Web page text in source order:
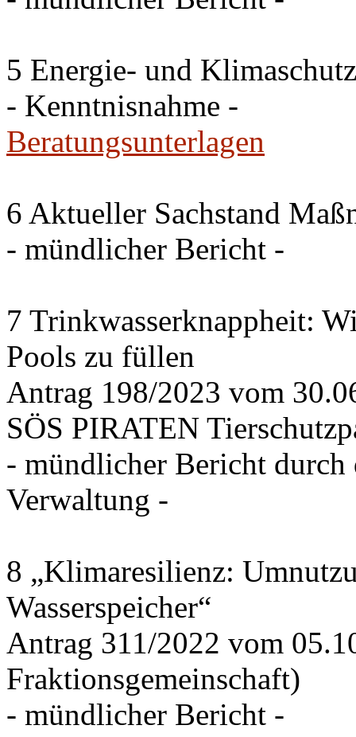
5 Energie- und
- Kenntnisnahme -
Beratungsunterlagen
6 Aktueller Sachstand
- mündlicher Bericht -
7 Trinkwasserknappheit:
Pools zu füllen
Antrag 198/2023 vom
SÖS PIRATEN
- mündlicher Bericht
Verwaltung -
8 „Klimaresilienz:
Wasserspeicher“
Antrag 311/2022 vom
Fraktionsgemeinschaft)
- mündlicher Bericht -